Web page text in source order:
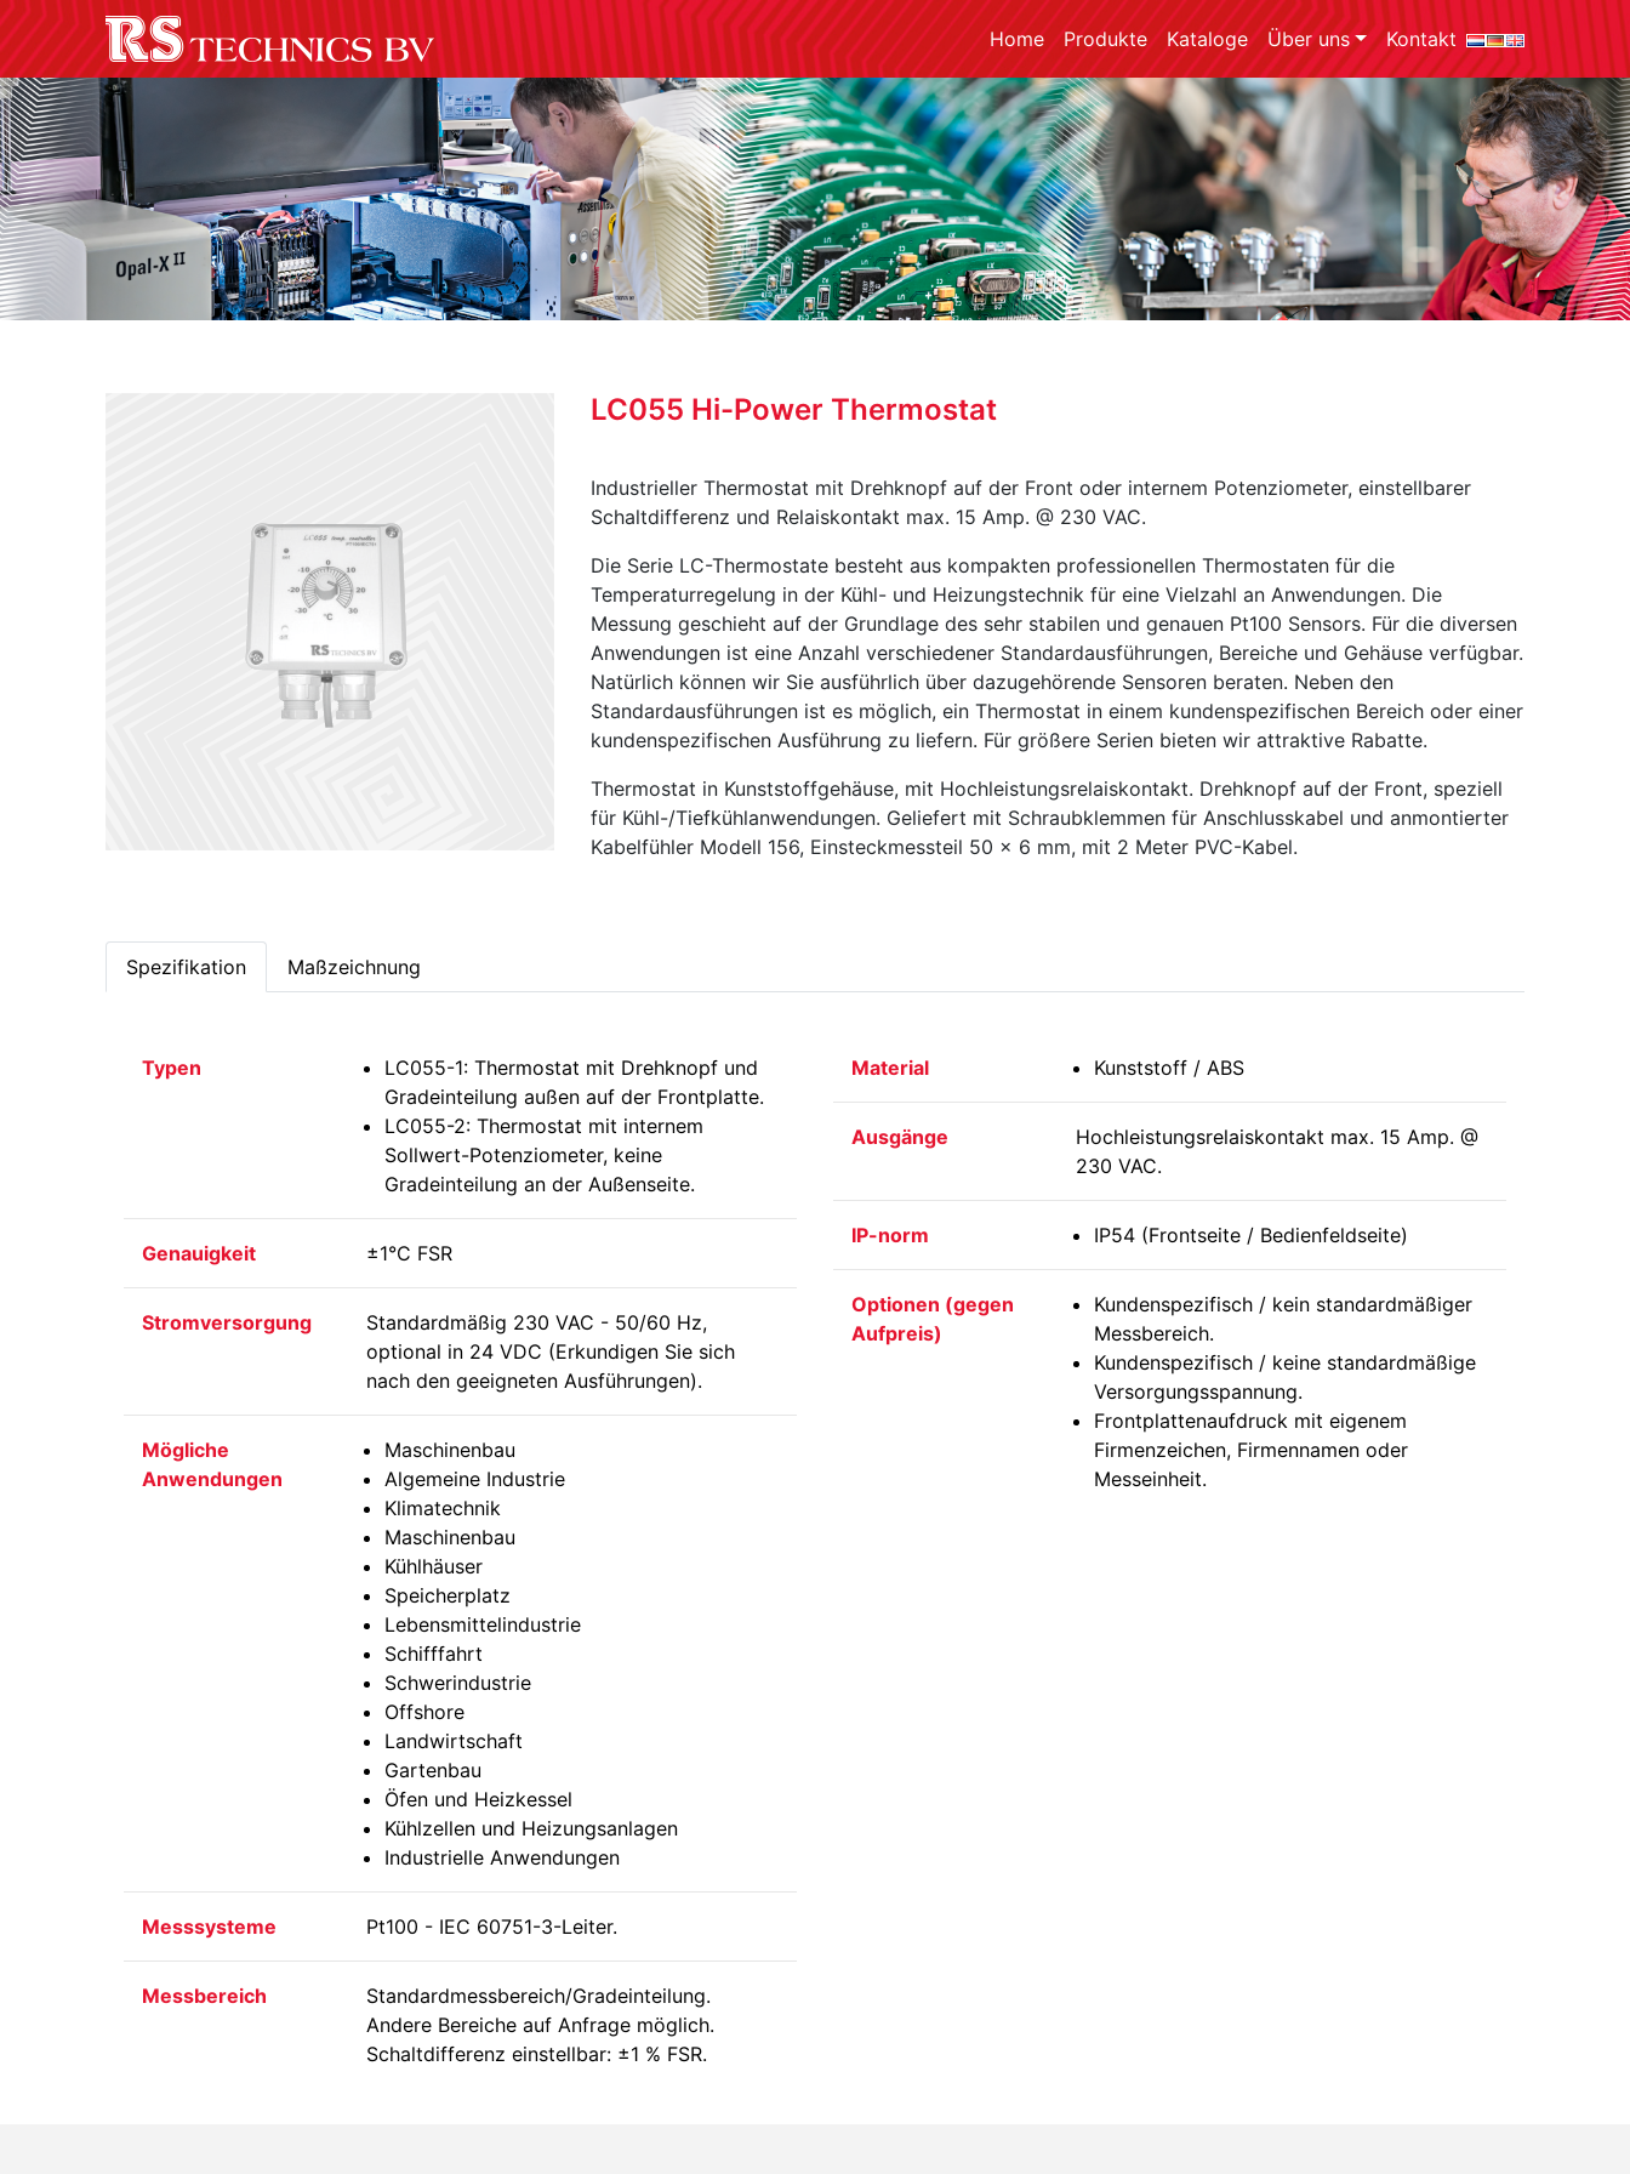
Home Produkte Kataloge Über uns Kontakt
LC055 Hi-Power Thermostat
Industrieller Thermostat mit Drehknopf auf der Front oder internem Potenziometer, einstellbarer
Schaltdifferenz und Relaiskontakt max. 15 Amp. @ 230 VAC.
Die Serie LC-Thermostate besteht aus kompakten professionellen Thermostaten für die
Temperaturregelung in der Kühl- und Heizungstechnik für eine Vielzahl an Anwendungen. Die
Messung geschieht auf der Grundlage des sehr stabilen und genauen Pt100 Sensors. Für die diversen
Anwendungen ist eine Anzahl verschiedener Standardausführungen, Bereiche und Gehäuse verfügbar.
Natürlich können wir Sie ausführlich über dazugehörende Sensoren beraten. Neben den
Standardausführungen ist es möglich, ein Thermostat in einem kundenspezifischen Bereich oder einer
kundenspezifischen Ausführung zu liefern. Für größere Serien bieten wir attraktive Rabatte.
Thermostat in Kunststoffgehäuse, mit Hochleistungsrelaiskontakt. Drehknopf auf der Front, speziell
für Kühl-/Tiefkühlanwendungen. Geliefert mit Schraubklemmen für Anschlusskabel und anmontierter
Kabelfühler Modell 156, Einsteckmessteil 50 x 6 mm, mit 2 Meter PVC-Kabel.
Spezifikation Maßzeichnung
Typen
LC055-1: Thermostat mit Drehknopf und
Gradeinteilung außen auf der Frontplatte.
LC055-2: Thermostat mit internem
Sollwert-Potenziometer, keine
Gradeinteilung an der Außenseite.
Genauigkeit ±1°C FSR
Stromversorgung
Standardmäßig 230 VAC - 50/60 Hz,
optional in 24 VDC (Erkundigen Sie sich
nach den geeigneten Ausführungen).
Mögliche
Anwendungen
Maschinenbau
Algemeine Industrie
Klimatechnik
Maschinenbau
Kühlhäuser
Speicherplatz
Lebensmittelindustrie
Schifffahrt
Schwerindustrie
Offshore
Landwirtschaft
Gartenbau
Öfen und Heizkessel
Kühlzellen und Heizungsanlagen
Industrielle Anwendungen
Messsysteme Pt100 - IEC 60751-3-Leiter.
Messbereich
Standardmessbereich/Gradeinteilung.
Andere Bereiche auf Anfrage möglich.
Schaltdifferenz einstellbar: ±1 % FSR.
Material Kunststoff / ABS
Ausgänge
Hochleistungsrelaiskontakt max. 15 Amp. @
230 VAC.
IP-norm IP54 (Frontseite / Bedienfeldseite)
Optionen (gegen
Aufpreis)
Kundenspezifisch / kein standardmäßiger
Messbereich.
Kundenspezifisch / keine standardmäßige
Versorgungsspannung.
Frontplattenaufdruck mit eigenem
Firmenzeichen, Firmennamen oder
Messeinheit.